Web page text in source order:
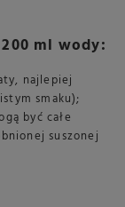
ml wody:
najlepiej
smaku);
być całe
suszonej